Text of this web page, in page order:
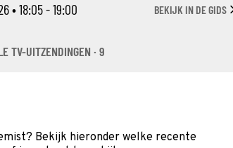
• 18:05 - 19:00 BEKIJK IN DE GIDS
TV-UITZENDINGEN · 9
Bekijk hieronder welke recente